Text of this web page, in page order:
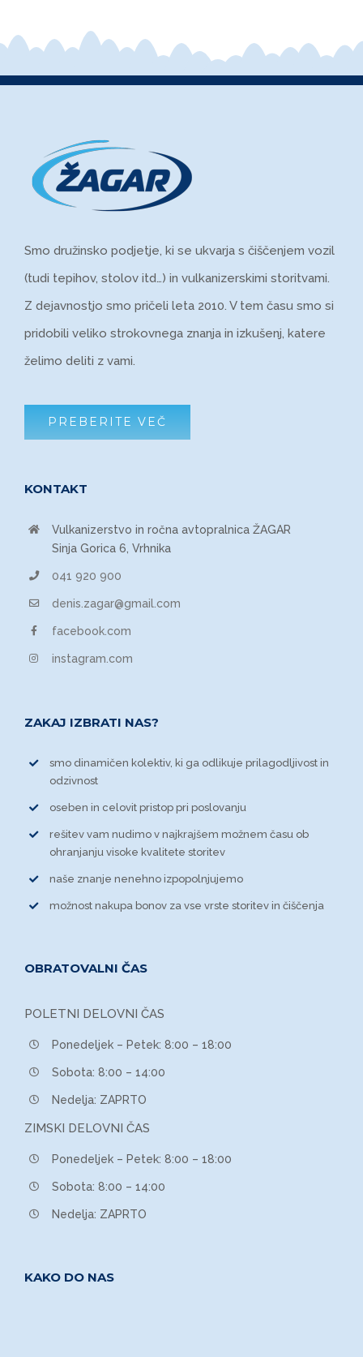
Smo družinsko podjetje, ki se ukvarja s čiščenjem vozil
(tudi tepihov, stolov itd…) in vulkanizerskimi storitvami.
Z dejavnostjo smo pričeli leta 2010. V tem času smo si
pridobili veliko strokovnega znanja in izkušenj, katere
želimo deliti z vami.
PREBERITE VEČ
KONTAKT
Vulkanizerstvo in ročna avtopralnica ŽAGAR
Sinja Gorica 6, Vrhnika
041 920 900
denis.zagar@gmail.com
facebook.com
instagram.com
ZAKAJ IZBRATI NAS?
smo dinamičen kolektiv, ki ga odlikuje prilagodljivost in
odzivnost
oseben in celovit pristop pri poslovanju
rešitev vam nudimo v najkrajšem možnem času ob
ohranjanju visoke kvalitete storitev
naše znanje nenehno izpopolnjujemo
možnost nakupa bonov za vse vrste storitev in čiščenja
OBRATOVALNI ČAS
POLETNI DELOVNI ČAS
Ponedeljek – Petek: 8:00 – 18:00
Sobota: 8:00 – 14:00
Nedelja: ZAPRTO
ZIMSKI DELOVNI ČAS
Ponedeljek – Petek: 8:00 – 18:00
Sobota: 8:00 – 14:00
Nedelja: ZAPRTO
KAKO DO NAS